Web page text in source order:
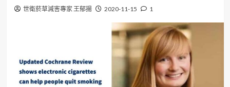
世衛菸草減害專家 王郁揚 2020-11-15 1